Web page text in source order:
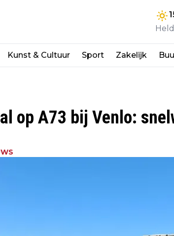
Kunst & Cultuur Sport Zakelijk
op A73 bij Venlo: